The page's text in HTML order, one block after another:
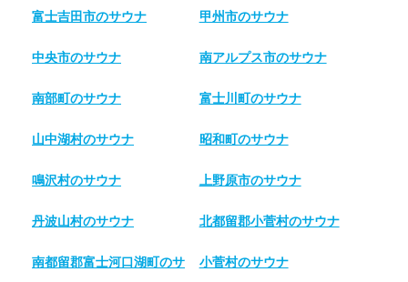
富士吉田市のサウナ 甲州市のサウナ
中央市のサウナ 南アルプス市のサウナ
南部町のサウナ 富士川町のサウナ
山中湖村のサウナ 昭和町のサウナ
鳴沢村のサウナ 上野原市のサウナ
丹波山村のサウナ 北都留郡小菅村のサウナ
南都留郡富士河口湖町のサ 小菅村のサウナ